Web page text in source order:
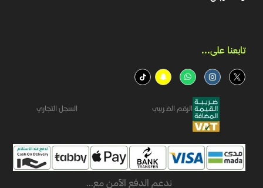
تابعنا على...​
الرقم الضريبي السجل التجاري
ندعم الدفع الآمن مع...